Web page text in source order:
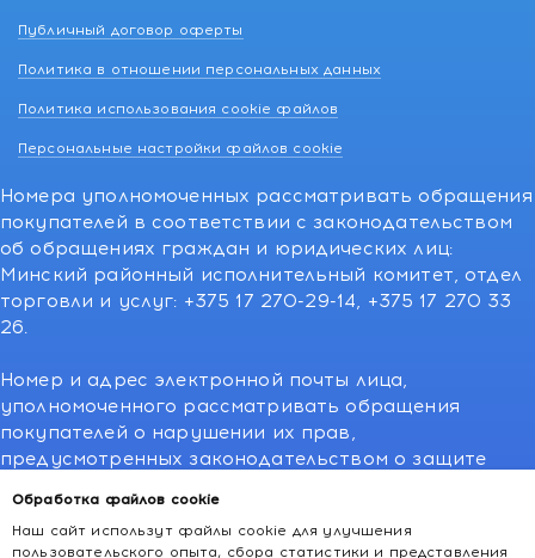
Обработка файлов cookie
Наш сайт использут файлы cookie для улучшения
пользовательского опыта, сбора статистики и представления
Публичный договор оферты
Политика в отношении персональных данных
Политика использования cookie файлов
Персональные настройки файлов cookie
Номера уполномоченных рассматривать обращения
покупателей в соответствии с законодательством
об обращениях граждан и юридических лиц:
Минский районный исполнительный комитет, отдел
торговли и услуг: +375 17 270-29-14, +375 17 270 33
26.
Номер и адрес электронной почты лица,
уполномоченного рассматривать обращения
покупателей о нарушении их прав,
предусмотренных законодательством о защите
операторов), info@kakvapteke.by